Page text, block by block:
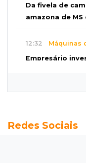
Da fivela de
amazona de
12:32 Máquinas
Empresário
ciclone, mas
Redes Sociais